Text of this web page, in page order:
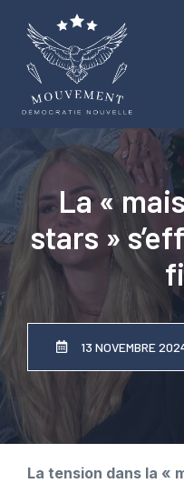
contenu
La «
stars »
13 NOVEMBRE
La tension dans la «